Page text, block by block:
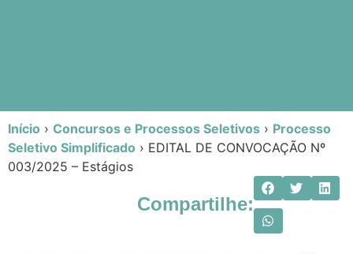
Início › Concursos e Processos Seletivos › Processo
Seletivo Simplificado › EDITAL DE CONVOCAÇÃO Nº
003/2025 – Estágios
Compartilhe: